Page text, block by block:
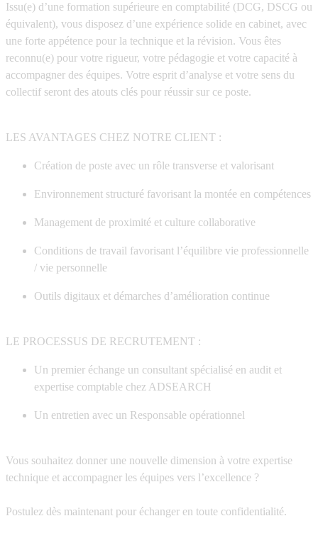
Issu(e) d’une formation supérieure en comptabilité (DCG, DSCG ou
équivalent), vous disposez d’une expérience solide en cabinet, avec
une forte appétence pour la technique et la révision. Vous êtes
reconnu(e) pour votre rigueur, votre pédagogie et votre capacité à
accompagner des équipes. Votre esprit d’analyse et votre sens du
collectif seront des atouts clés pour réussir sur ce poste.
LES AVANTAGES CHEZ NOTRE CLIENT :
Création de poste avec un rôle transverse et valorisant
Environnement structuré favorisant la montée en compétences
Management de proximité et culture collaborative
Conditions de travail favorisant l’équilibre vie professionnelle
/ vie personnelle
Outils digitaux et démarches d’amélioration continue
LE PROCESSUS DE RECRUTEMENT :
Un premier échange un consultant spécialisé en audit et
expertise comptable chez ADSEARCH
Un entretien avec un Responsable opérationnel
Vous souhaitez donner une nouvelle dimension à votre expertise
technique et accompagner les équipes vers l’excellence ?
Postulez dès maintenant pour échanger en toute confidentialité.